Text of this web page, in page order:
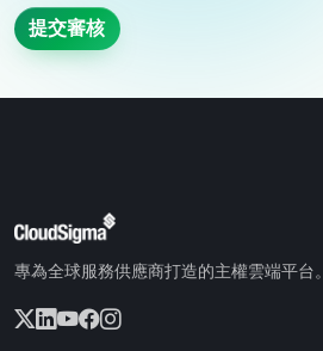
提交審核
專為全球服務供應商打造的主權雲端平台。